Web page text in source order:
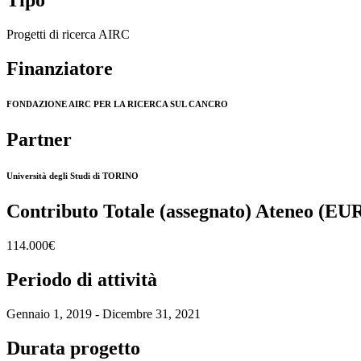
Progetti di ricerca AIRC
Finanziatore
FONDAZIONE AIRC PER LA RICERCA SUL CANCRO
Partner
Università degli Studi di TORINO
Contributo Totale (assegnato) Ateneo
114.000€
Periodo di attività
Gennaio 1, 2019 - Dicembre 31, 2021
Durata progetto